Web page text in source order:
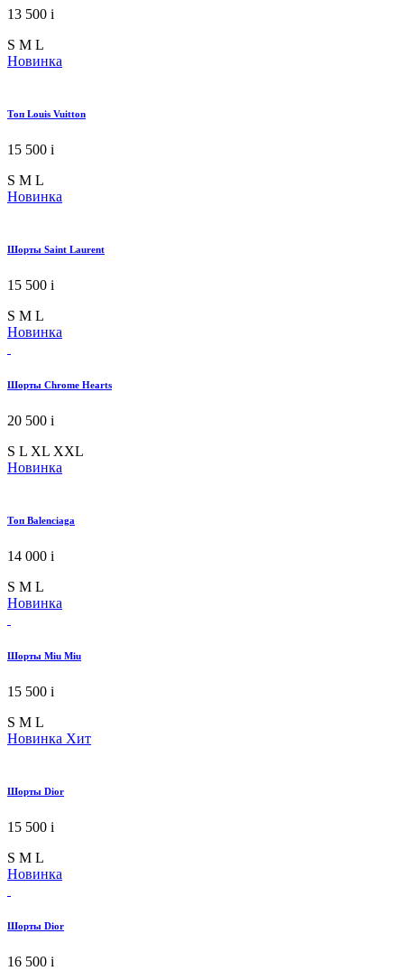
13 500 i
S M L
Новинка
Топ Louis Vuitton
15 500 i
S M L
Новинка
Шорты Saint Laurent
15 500 i
S M L
Новинка
Шорты Chrome Hearts
20 500 i
S L XL XXL
Новинка
Топ Balenciaga
14 000 i
S M L
Новинка
Шорты Miu Miu
15 500 i
S M L
Новинка Хит
Шорты Dior
15 500 i
S M L
Новинка
Шорты Dior
16 500 i